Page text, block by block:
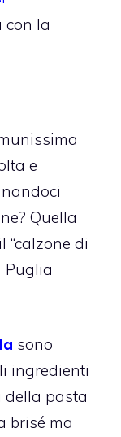
con la
e
Quella
“calzone di
Puglia
sono
ingredienti
della pasta
brisé ma